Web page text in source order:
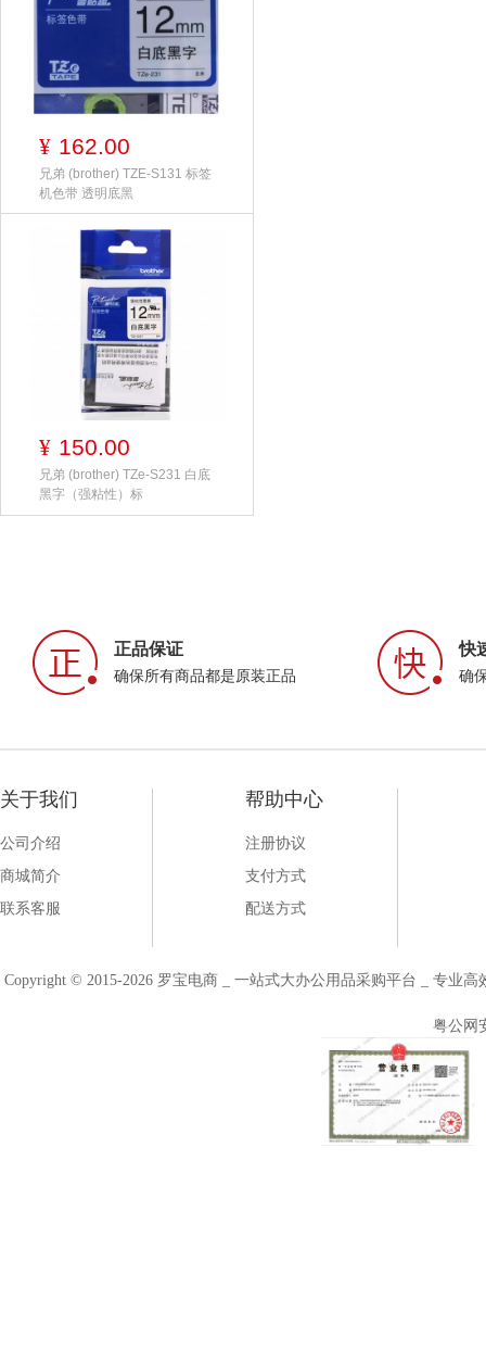
¥ 162.00
兄弟 (brother) TZE-S131 标签
机色带 透明底黑
¥ 150.00
兄弟 (brother) TZe-S231 白底
黑字（强粘性）标
正品保证
确保所有商品都是原装正品
快
确
关于我们
公司介绍
商城简介
联系客服
帮助中心
注册协议
支付方式
配送方式
Copyright © 2015-2026 罗宝电商 _ 一站式大办公用品采购平台 _ 专业
粤公网